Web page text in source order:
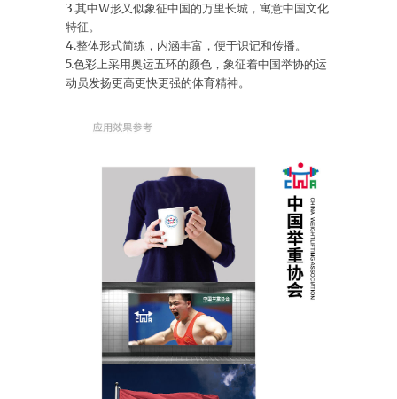
3.其中W形又似象征中国的万里长城，寓意中国文化
特征。
4.整体形式简练，内涵丰富，便于识记和传播。
5.色彩上采用奥运五环的颜色，象征着中国举协的运
动员发扬更高更快更强的体育精神。